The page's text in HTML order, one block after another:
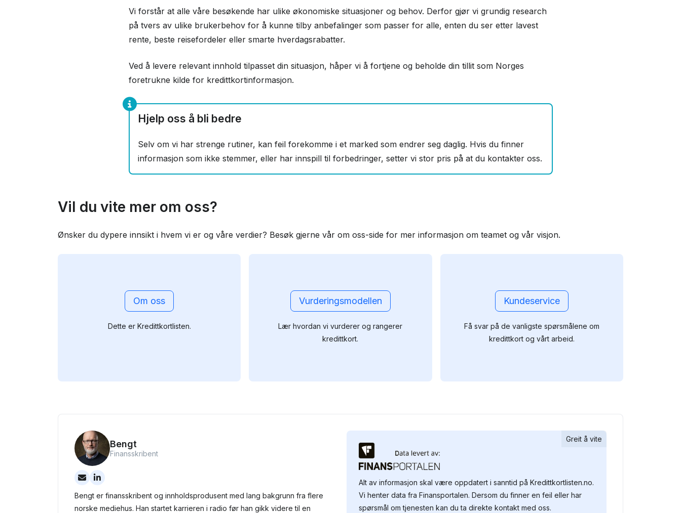
Vi forstår at alle våre besøkende har ulike økonomiske situasjoner og behov. Derfor gjør vi grundig research
på tvers av ulike brukerbehov for å kunne tilby anbefalinger som passer for alle, enten du ser etter lavest
rente, beste reisefordeler eller smarte hverdagsrabatter.
Ved å levere relevant innhold tilpasset din situasjon, håper vi å fortjene og beholde din tillit som Norges
foretrukne kilde for kredittkortinformasjon.
Hjelp oss å bli bedre
Selv om vi har strenge rutiner, kan feil forekomme i et marked som endrer seg daglig. Hvis du finner
informasjon som ikke stemmer, eller har innspill til forbedringer, setter vi stor pris på at du kontakter oss.
Vil du vite mer om oss?
Ønsker du dypere innsikt i hvem vi er og våre verdier? Besøk gjerne vår om oss-side for mer informasjon om teamet og vår visjon.
Om oss
Dette er Kredittkortlisten.
Vurderingsmodellen
Lær hvordan vi vurderer og rangerer
kredittkort.
Kundeservice
Få svar på de vanligste spørsmålene om
kredittkort og vårt arbeid.
Bengt
Finansskribent
Bengt er finansskribent og innholdsprodusent med lang bakgrunn fra flere
norske mediehus. Han startet karrieren i radio før han gikk videre til en
Greit å vite
Alt av informasjon skal være oppdatert i sanntid på Kredittkortlisten.no.
Vi henter data fra Finansportalen. Dersom du finner en feil eller har
spørsmål om tjenesten kan du ta direkte kontakt med oss.